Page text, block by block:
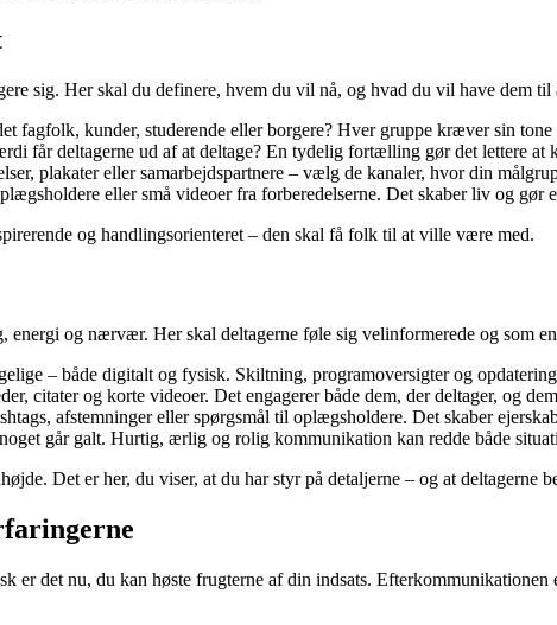
sig. Her skal du definere, hvem du vil nå, og hvad du vil have dem
fagfolk, kunder, studerende eller borgere? Hver gruppe kræver sin tone
får deltagerne ud af at deltage? En tydelig fortælling gør det lettere at
plakater eller samarbejdspartnere – vælg de kanaler, hvor din
eller små videoer fra forberedelserne. Det skaber liv og gør
og handlingsorienteret – den skal få folk til at ville være med.
og nærvær. Her skal deltagerne føle sig velinformerede og som
– både digitalt og fysisk. Skiltning, programoversigter og
citater og korte videoer. Det engagerer både dem, der deltager, og
afstemninger eller spørgsmål til oplægsholdere. Det skaber
går galt. Hurtig, ærlig og rolig kommunikation kan redde både
Det er her, du viser, at du har styr på detaljerne – og at deltagerne
det nu, du kan høste frugterne af din indsats.